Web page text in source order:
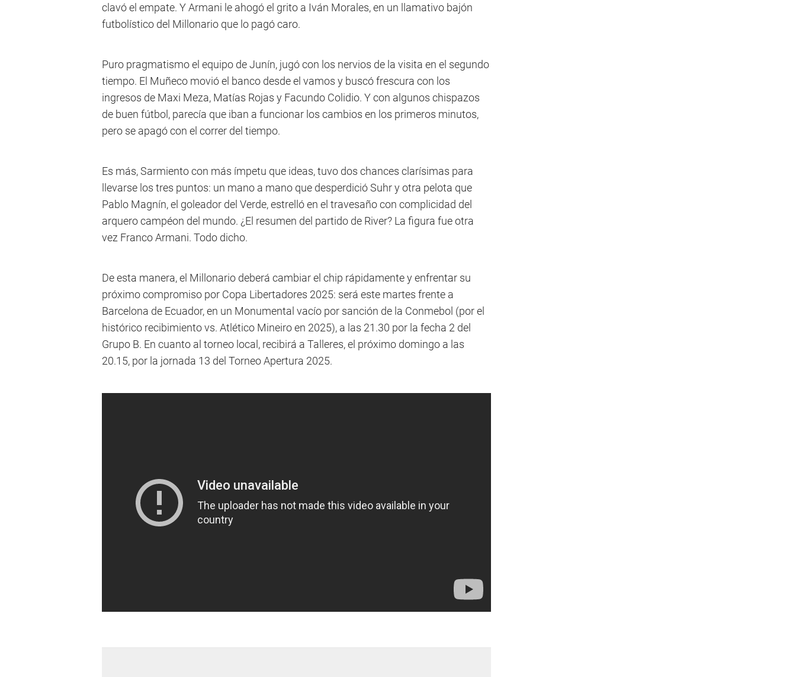
clavó el empate. Y Armani le ahogó el grito a Iván Morales, en un llamativo bajón
futbolístico del Millonario que lo pagó caro.
Puro pragmatismo el equipo de Junín, jugó con los nervios de la visita en el segundo
tiempo. El Muñeco movió el banco desde el vamos y buscó frescura con los
ingresos de Maxi Meza, Matías Rojas y Facundo Colidio. Y con algunos chispazos
de buen fútbol, parecía que iban a funcionar los cambios en los primeros minutos,
pero se apagó con el correr del tiempo.
Es más, Sarmiento con más ímpetu que ideas, tuvo dos chances clarísimas para
llevarse los tres puntos: un mano a mano que desperdició Suhr y otra pelota que
Pablo Magnín, el goleador del Verde, estrelló en el travesaño con complicidad del
arquero campéon del mundo. ¿El resumen del partido de River? La figura fue otra
vez Franco Armani. Todo dicho.
De esta manera, el Millonario deberá cambiar el chip rápidamente y enfrentar su
próximo compromiso por Copa Libertadores 2025: será este martes frente a
Barcelona de Ecuador, en un Monumental vacío por sanción de la Conmebol (por el
histórico recibimiento vs. Atlético Mineiro en 2025), a las 21.30 por la fecha 2 del
Grupo B. En cuanto al torneo local, recibirá a Talleres, el próximo domingo a las
20.15, por la jornada 13 del Torneo Apertura 2025.